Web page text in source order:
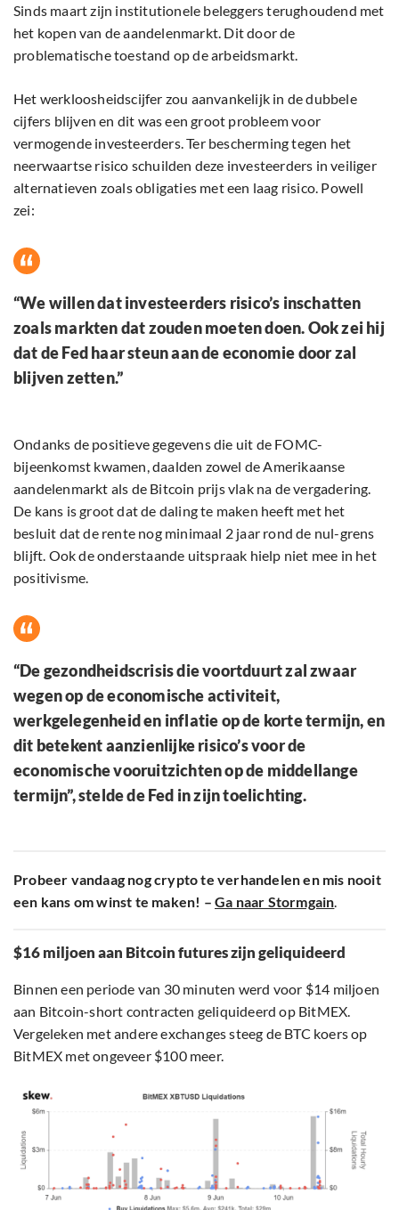
Sinds maart zijn institutionele beleggers terughoudend met
het kopen van de aandelenmarkt. Dit door de
problematische toestand op de arbeidsmarkt.
Het werkloosheidscijfer zou aanvankelijk in de dubbele
cijfers blijven en dit was een groot probleem voor
vermogende investeerders. Ter bescherming tegen het
neerwaartse risico schuilden deze investeerders in veiliger
alternatieven zoals obligaties met een laag risico. Powell
zei:
“We willen dat investeerders risico’s inschatten
zoals markten dat zouden moeten doen. Ook zei hij
dat de Fed haar steun aan de economie door zal
blijven zetten.”
Ondanks de positieve gegevens die uit de FOMC-
bijeenkomst kwamen, daalden zowel de Amerikaanse
aandelenmarkt als de Bitcoin prijs vlak na de vergadering.
De kans is groot dat de daling te maken heeft met het
besluit dat de rente nog minimaal 2 jaar rond de nul-grens
blijft. Ook de onderstaande uitspraak hielp niet mee in het
positivisme.
“De gezondheidscrisis die voortduurt zal zwaar
wegen op de economische activiteit,
werkgelegenheid en inflatie op de korte termijn, en
dit betekent aanzienlijke risico’s voor de
economische vooruitzichten op de middellange
termijn”, stelde de Fed in zijn toelichting.
Probeer vandaag nog crypto te verhandelen en mis nooit
een kans om winst te maken! – Ga naar Stormgain.
$16 miljoen aan Bitcoin futures zijn geliquideerd
Binnen een periode van 30 minuten werd voor $14 miljoen
aan Bitcoin-short contracten geliquideerd op BitMEX.
Vergeleken met andere exchanges steeg de BTC koers op
BitMEX met ongeveer $100 meer.